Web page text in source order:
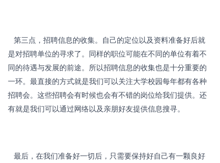
是对招聘单位的寻求了。同样的职位可能在不同的单位有着不
同的待遇与发展的前途。所以招聘信息的收集也是十分重要的
一环。最直接的方式就是我们可以关注大学校园每年都有各种
招聘会。这些招聘会有时候也会有不错的岗位给我们提供。还
有就是我们可以通过网络以及亲朋好友提供信息搜寻。